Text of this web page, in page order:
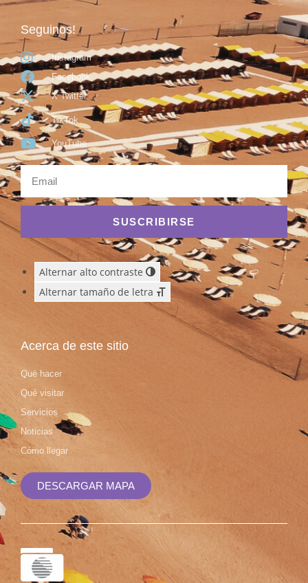
Seguinos!
Instagram
Facebook
X Twitter
TikTok
YouTube
SUSCRIBIRSE
Alternar alto contraste
Alternar tamaño de letra
Acerca de este sitio
Qué hacer
Qué visitar
Servicios
Noticias
Cómo llegar
DESCARGAR MAPA